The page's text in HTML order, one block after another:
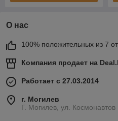
О нас
100% положительных из 7
Компания продает на
Работает с 27.03.2014
г. Могилев
Г. Могилев, ул.